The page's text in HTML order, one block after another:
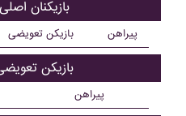
بازیکنان
بازیکن تعویضی پیراهن
بازیکن
پیراهن